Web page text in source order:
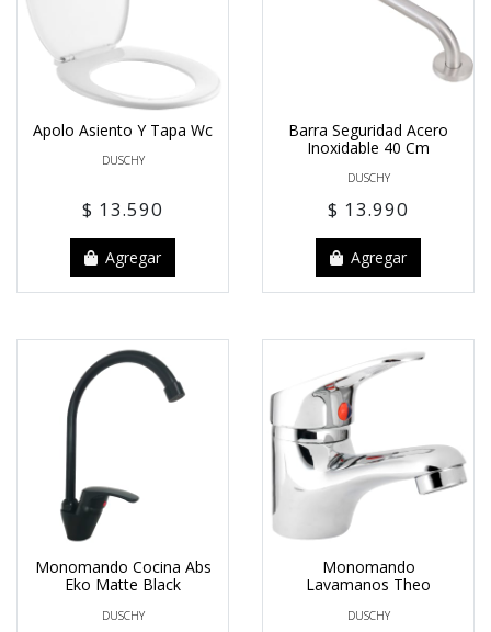
Apolo Asiento Y Tapa Wc
DUSCHY
$ 13.590
Agregar
Barra Seguridad Acero
Inoxidable 40 Cm
DUSCHY
$ 13.990
Agregar
Monomando Cocina Abs
Eko Matte Black
DUSCHY
Monomando
Lavamanos Theo
DUSCHY